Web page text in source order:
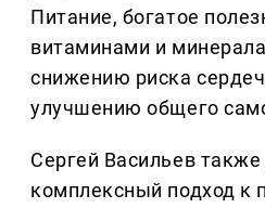
Питание, богатое
витаминами и
снижению риска
улучшению общего
Сергей Васильев
комплексный подход к